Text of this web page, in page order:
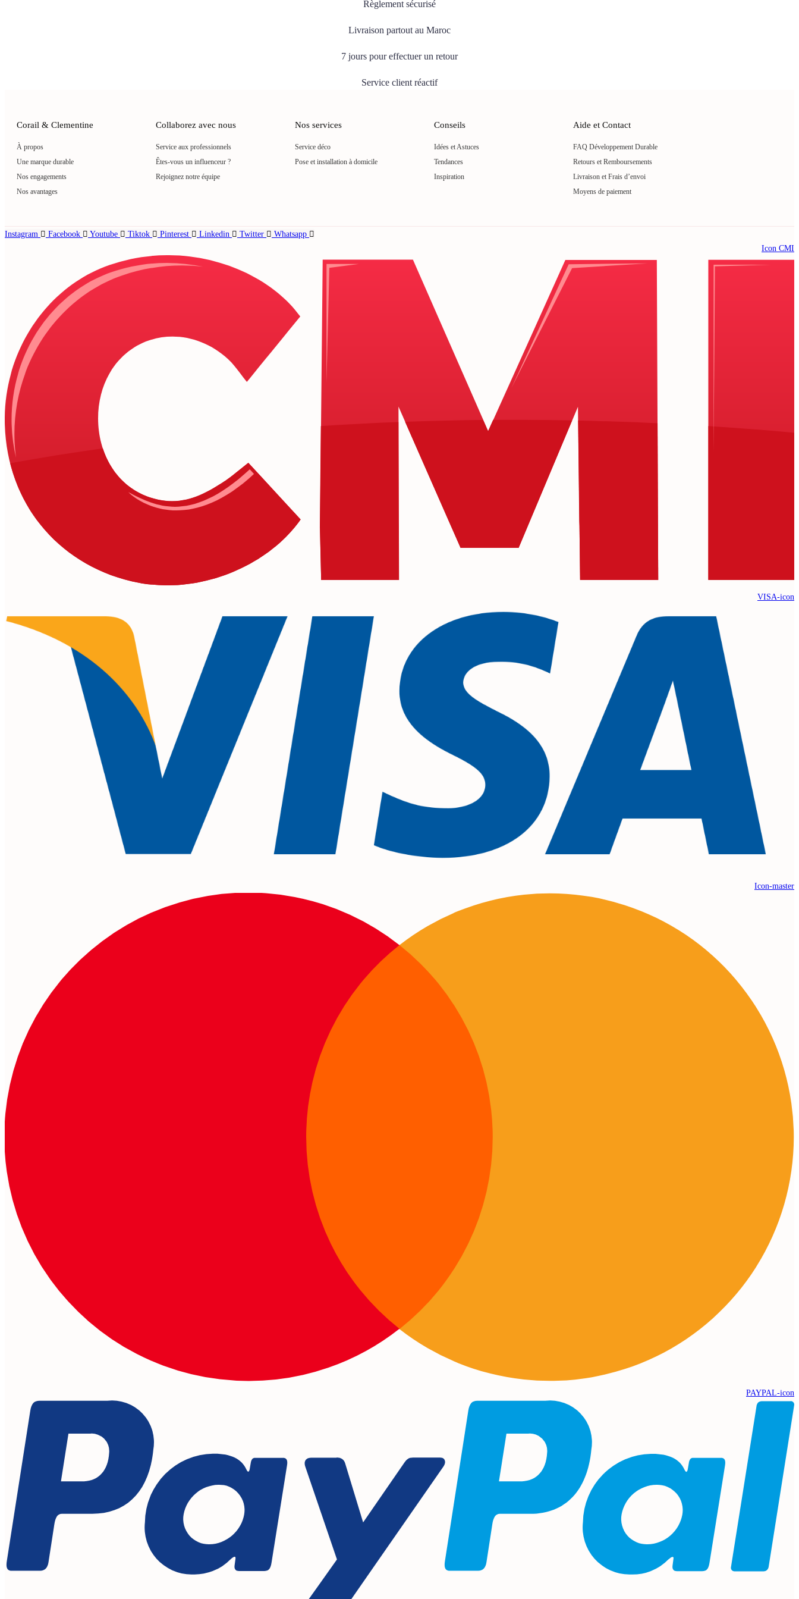
Règlement sécurisé
Livraison partout au Maroc
7 jours pour effectuer un retour
Service client réactif
Corail & Clementine
À propos
Une marque durable
Nos engagements
Nos avantages
Collaborez avec nous
Service aux professionnels
Êtes-vous un influenceur ?
Rejoignez notre équipe
Nos services
Service déco
Pose et installation à domicile
Conseils
Idées et Astuces
Tendances
Inspiration
Aide et Contact
FAQ Développement Durable
Retours et Remboursements
Livraison et Frais d’envoi
Moyens de paiement
Instagram Facebook Youtube Tiktok Pinterest Linkedin Twitter
Whatsapp
Icon CMI
VISA-icon
Icon-master
PAYPAL-icon